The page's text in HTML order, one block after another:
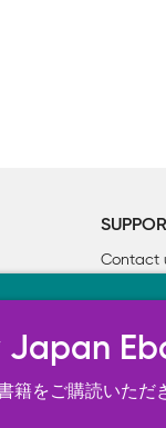
Contact
ャパンのWeb サ
ザー・エクスペリ
ては
Japan
籍をご購読いただ